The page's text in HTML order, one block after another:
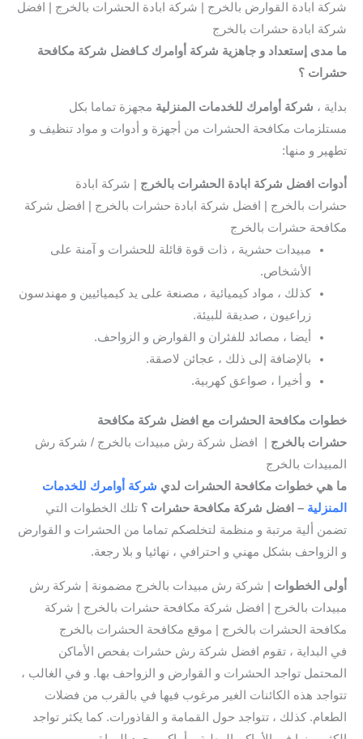
شركة ابادة القوارض بالخرج | شركة ابادة الحشرات بالخرج | افضل
شركة ابادة حشرات بالخرج
ما مدى إستعداد و جاهزية شركة أوامرك كـافضل شركة مكافحة
حشرات ؟
بداية ، شركة أوامرك للخدمات المنزلية مجهزة تماما بكل
مستلزمات مكافحة الحشرات من أجهزة و أدوات و مواد تنظيف و
تطهير و منها:
أدوات افضل شركة ابادة الحشرات بالخرج | شركة ابادة
حشرات بالخرج | افضل شركة ابادة حشرات بالخرج | افضل شركة
مكافحة حشرات بالخرج
مبيدات حشرية ، ذات قوة قائلة للحشرات و آمنة على
الأشخاص.
كذلك ، مواد كيميائية ، مصنعة على يد كيميائيين و مهندسون
زراعيون ، صديقة للبيئة.
أيضا ، مصائد للفئران و القوارض و الزواحف.
بالإضافة إلى ذلك ، عجائن لاصقة.
و أخيرا ، صواعق كهربية.
خطوات مكافحة الحشرات مع افضل شركة مكافحة
حشرات بالخرج | افضل شركة رش مبيدات بالخرج / شركة رش
المبيدات بالخرج
ما هي خطوات مكافحة الحشرات لدي شركة أوامرك للخدمات
المنزلية – افضل شركة مكافحة حشرات ؟ تلك الخطوات التي
تضمن ألية مرتبة و منظمة لتخلصكم تماما من الحشرات و القوارض
و الزواحف بشكل مهني و احترافي ، نهائيا و بلا رجعة.
أولى الخطوات
| شركة رش مبيدات بالخرج مضمونة | شركة رش
مبيدات بالخرج | افضل شركة مكافحة حشرات بالخرج | شركة
مكافحة الحشرات بالخرج | موقع مكافحة الحشرات بالخرج
في البداية ، تقوم افضل شركة رش حشرات بفحص الأماكن
المحتمل تواجد الحشرات و القوارض و الزواحف بها. و في الغالب ،
تتواجد هذه الكائنات الغير مرغوب فيها في بالقرب من فضلات
الطعام. كذلك ، تتواجد حول القمامة و القاذورات. كما يكثر تواجد